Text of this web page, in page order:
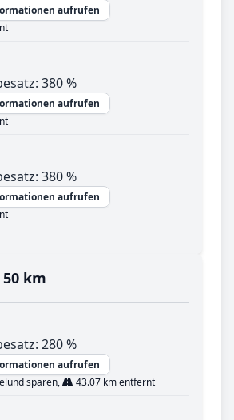
aufrufen
380 %
aufrufen
380 %
aufrufen
km
280 %
aufrufen
sparen,
43.07 km entfernt